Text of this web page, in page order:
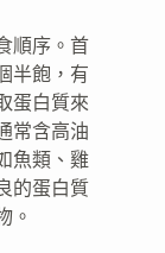
順序。首
半飽，有
蛋白質來
常含高油
魚類、雞
的蛋白質
。